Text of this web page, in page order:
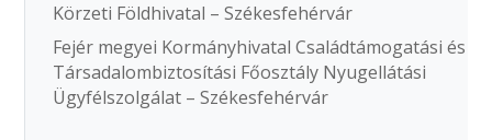
Körzeti Földhivatal – Székesfehérvár
Fejér megyei Kormányhivatal Családtámogatási és
Társadalombiztosítási Főosztály Nyugellátási
Ügyfélszolgálat – Székesfehérvár